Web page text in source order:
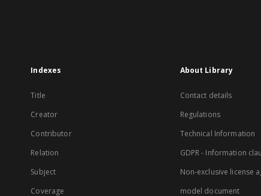
Indexes
Title
Creator
Contributor
Relation
Subject
Coverage
About Library
Contact details
Regulations
Technical Information
GDPR - Information
Non-exclusive license
model document